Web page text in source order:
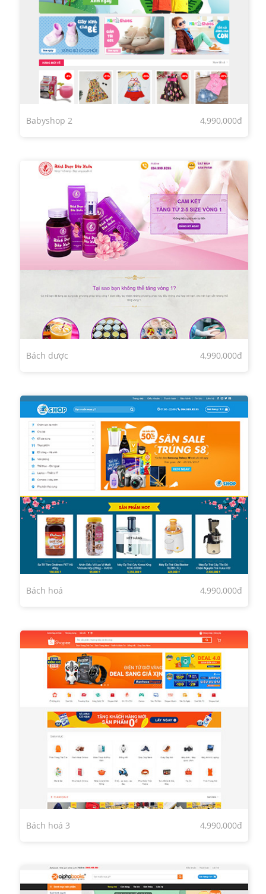
Babyshop 2 4,990,000đ
Bách dược 4,990,000đ
Bách hoá 4,990,000đ
Bách hoá 3 4,990,000đ